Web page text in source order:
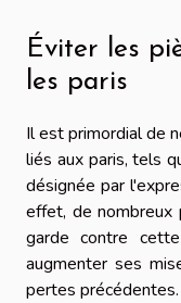
Éviter les
les paris
Il est primordial de
liés aux paris, tels
désignée par
effet, de nombreux
garde contre
augmenter ses
pertes précédentes.